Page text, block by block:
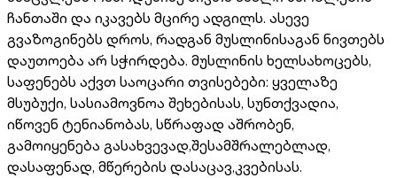
ჩანთაში და იკავებს მცირე ადგილს. ასევე
გვაზოგინებს დროს, რადგან მუსლინისაგან ნივთებს
დაუთოება არ სჭირდება. მუსლინის ხელსახოცებს,
საფენებს აქვთ საოცარი თვისებები: ყველაზე
მსუბუქი, სასიამოვნოა შეხებისას, სუნთქვადია,
იწოვენ ტენიანობას, სწრაფად აშრობენ,
გამოიყენება გასახვევად,შესამშრალებლად,
დასაფენად, მწერების დასაცავ,კვებისას.